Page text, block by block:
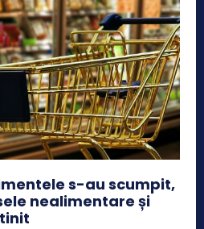
s-au scumpit,
nealimentare și